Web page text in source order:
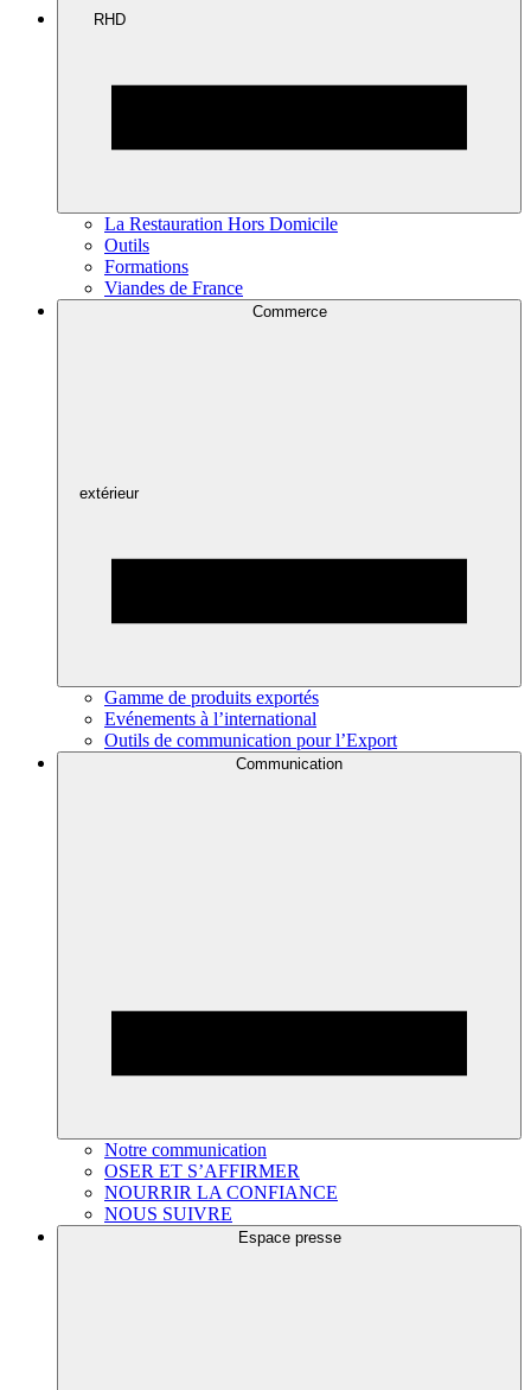
RHD
La Restauration Hors Domicile
Outils
Formations
Viandes de France
Commerce
extérieur
Gamme de produits exportés
Evénements à l’international
Outils de communication pour l’Export
Communication
Notre communication
OSER ET S’AFFIRMER
NOURRIR LA CONFIANCE
NOUS SUIVRE
Espace presse